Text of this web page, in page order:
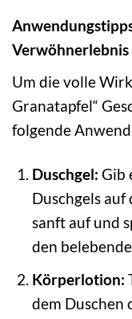
Verwöhnerlebnis
Um die volle
Granatapfel“
folgende
Duschgel: Gib
Duschgels auf
sanft auf und
den
Körperlotion:
dem Duschen